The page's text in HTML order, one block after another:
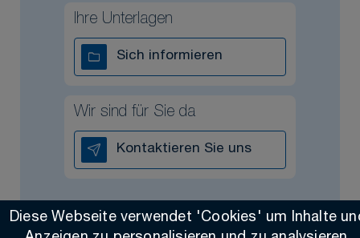
Ihre Unterlagen
Sich informieren
Wir sind für Sie da
Kontaktieren Sie uns
Diese Webseite verwendet 'Cookies' um Inhalte